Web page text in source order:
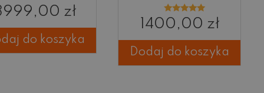
zł
do koszyka
Oceniono
5.00
1400,00 zł
Dodaj do koszyka